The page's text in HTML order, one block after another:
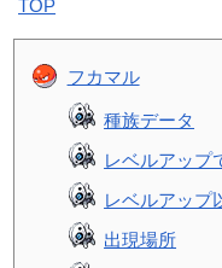
TOP
フカマル
種族データ
レベルアップ
レベルアップ
出現場所